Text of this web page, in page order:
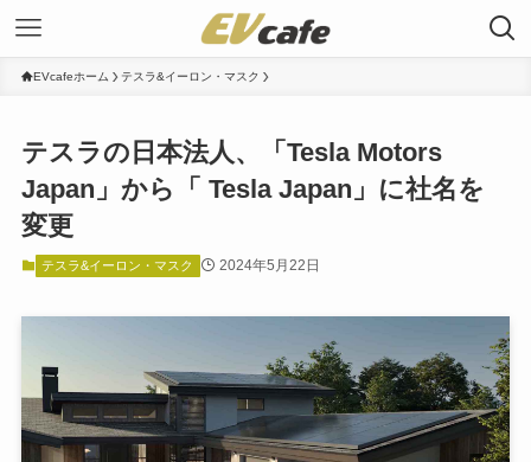
EVcafeホーム テスラ&イーロン・マスク
テスラの日本法人、「Tesla Motors
Japan」から「 Tesla Japan」に社名を
変更
テスラ&イーロン・マスク 2024年5月22日